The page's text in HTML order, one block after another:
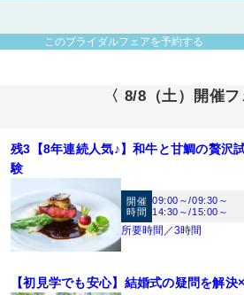
のフルサポート！おふたりにあった結婚式をご提
【圧巻の絶景！天空チャペル】地上101ｍの天空の
市内を一望できる景観を背景に、お二人の挙式シー
設・バリアフリー・101Mの絶景を体感できる当館
て創るフルオリジナル料理。オープンキッチン併
はゲストからも大好評！お料理にこだわりたい方必
【ドレスサロン併設！1,000点のラインナップ『ブ
全国提携ドレスショップが同ビル13Fに併設。花
ください※試着ご希望の方は事前にお問合せ下さ
ノビアス／ラフィリエ／エルシール／フルブルー
／ヴィクトリア フランセスカ／アナスイ／ローラ
【開放感あふれるワンフロア貸切会場】1組貸切の
会場と全ての空間が自由自在にコーディネート可
《ご見学》お車の方は、GEEKS OKAYAMA地下駐
定会場》お子様がいても安心♪
このブライダルフェアを予約する
〈 8/8（土）開催フ
残3【8年連続人気♪】和牛と甘鯛の贅沢
験
開催
時間
09:00～/09:30～
14:30～/15:00～
所要時間／3時間
【初見学でも安心】結婚式の疑問を解